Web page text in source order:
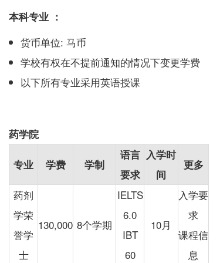
本科专业 ：
货币单位: 马币
学校有权在不提前通知的情况下变更学费
以下所有专业采用英语授课
药学院
专业 学费 学制
语言
要求
入学时
间
更多
药剂
学荣
誉学
士
130,000 8个学期
IELTS
6.0
IBT
60
10月
入学要
求
课程信
息